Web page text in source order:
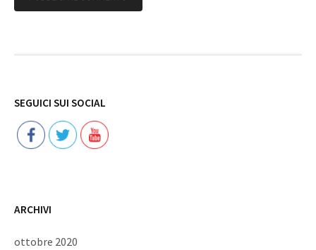
SEGUICI SUI SOCIAL
ARCHIVI
ottobre 2020